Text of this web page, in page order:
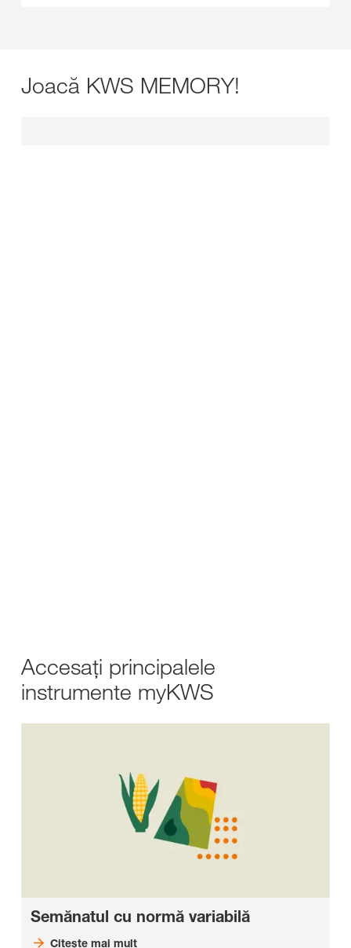
Joacă KWS MEMORY!
Accesaţi principalele
instrumente myKWS
Semănatul cu normă variabilă
Citeşte mai mult